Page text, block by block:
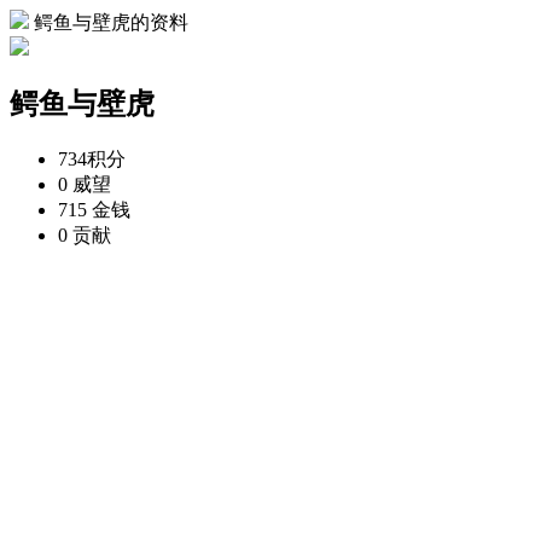
鳄鱼与壁虎的资料
鳄鱼与壁虎
734积分
0 威望
715 金钱
0 贡献